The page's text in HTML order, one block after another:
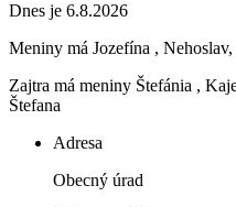
Dnes je 6.8.2026
Meniny má Jozefína , Nehoslav,
Zajtra má meniny Štefánia ,
Štefana
Adresa
Obecný úrad